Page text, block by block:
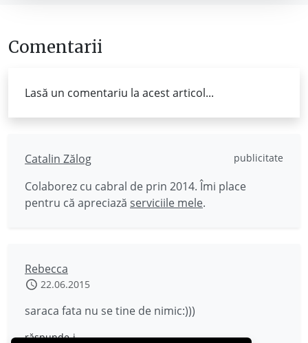
Comentarii
Lasă un comentariu la acest articol...
Catalin Zălog publicitate
Colaborez cu cabral de prin 2014. Îmi place
pentru că apreciază serviciile mele.
Rebecca
22.06.2015
saraca fata nu se tine de nimic:)))
răspunde-i